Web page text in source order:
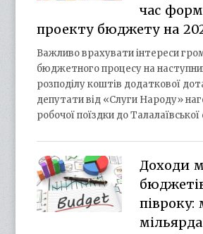
час
проекту бюджету на
Важливо врахувати інтереси
бюджетного процесу на
розподілу коштів додаткової
депутати від «Слуги Народу»
робочої поїздки до
Доходи
півроку: